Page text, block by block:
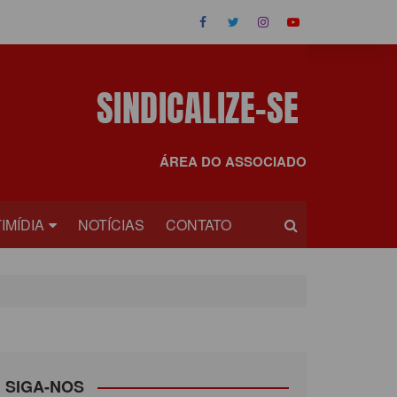
ÁREA DO ASSOCIADO
NOTÍCIAS CONTATO
SIGA-NOS